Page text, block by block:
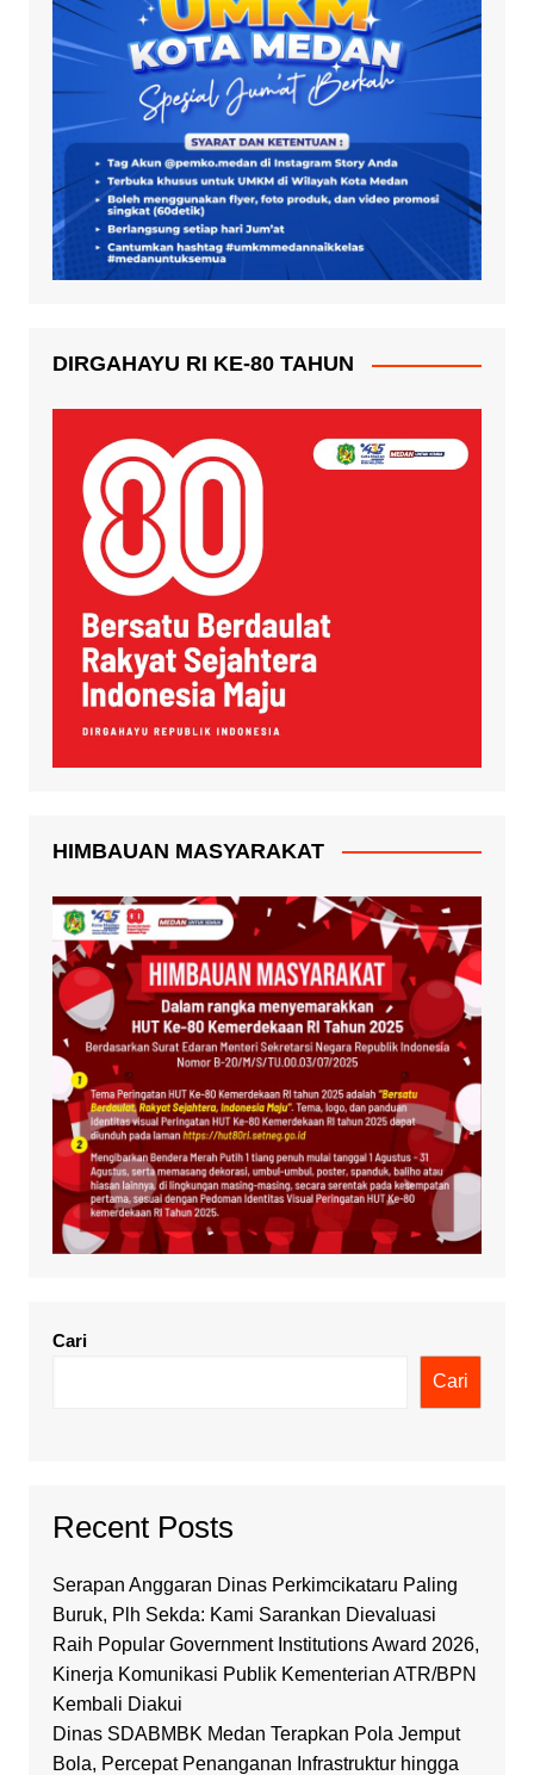
DIRGAHAYU RI KE-80 TAHUN
HIMBAUAN MASYARAKAT
Cari
Cari
Recent Posts
Serapan Anggaran Dinas Perkimcikataru Paling
Buruk, Plh Sekda: Kami Sarankan Dievaluasi
Raih Popular Government Institutions Award 2026,
Kinerja Komunikasi Publik Kementerian ATR/BPN
Kembali Diakui
Dinas SDABMBK Medan Terapkan Pola Jemput
Bola, Percepat Penanganan Infrastruktur hingga